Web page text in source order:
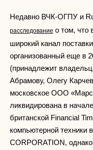
Недавно ВЧК-ОГПУ и
расследование о том, что
широкий канал
организованный еще в
(принадлежит
Абрамову, Олегу
московское ООО
ликвидирована в
британской Financial
компьютерной техники
CORPORATION,